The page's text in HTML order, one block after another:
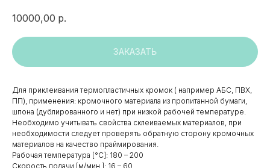
10000,00 р.
ЗАКАЗАТЬ
Для приклеивания термопластичных кромок ( например АБС, ПВХ,
ПП), применения: кромочного материала из пропитанной бумаги,
шпона (дублированного и нет) при низкой рабочей температуре.
Необходимо учитывать свойства склеиваемых материалов, при
необходимости следует проверять обратную сторону кромочных
материалов на качество праймирования.
Рабочая температура [°C]: 180 – 200
Скорость подачи [м/мин.]: 16 – 60